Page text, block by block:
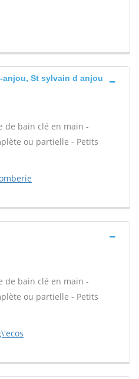
anjou, St sylvain d anjou
de bain clé en main -
ou partielle - Petits
de bain clé en main -
ou partielle - Petits